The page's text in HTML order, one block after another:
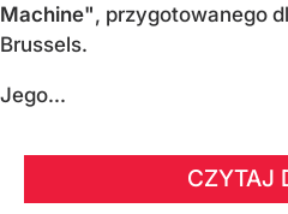
Machine", przygotowanego
Brussels.
Jego...
CZYTAJ